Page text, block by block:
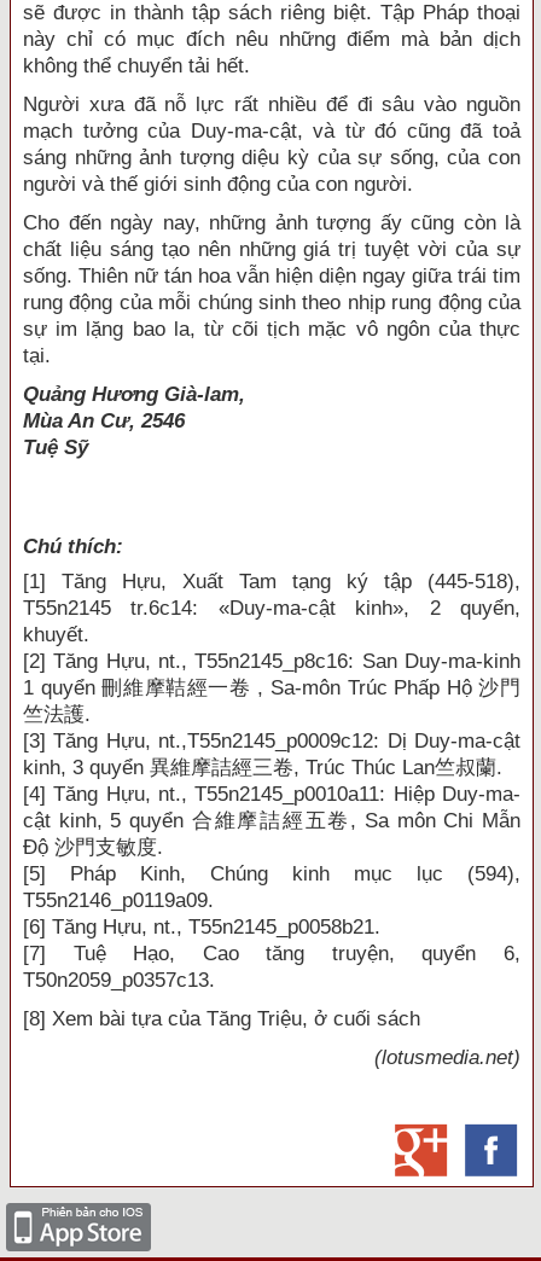
sẽ được in thành tập sách riêng biệt. Tập Pháp thoại
này chỉ có mục đích nêu những điểm mà bản dịch
không thể chuyển tải hết.
Người xưa đã nỗ lực rất nhiều để đi sâu vào nguồn
mạch tưởng của Duy-ma-cật, và từ đó cũng đã toả
sáng những ảnh tượng diệu kỳ của sự sống, của con
người và thế giới sinh động của con người.
Cho đến ngày nay, những ảnh tượng ấy cũng còn là
chất liệu sáng tạo nên những giá trị tuyệt vời của sự
sống. Thiên nữ tán hoa vẫn hiện diện ngay giữa trái tim
rung động của mỗi chúng sinh theo nhịp rung động của
sự im lặng bao la, từ cõi tịch mặc vô ngôn của thực
tại.
Quảng Hương Già-lam,
Mùa An Cư, 2546
Tuệ Sỹ
Chú thích:
[1]
Tăng Hựu, Xuất Tam tạng ký tập (445-518),
T55n2145 tr.6c14: «Duy-ma-cật kinh», 2 quyển,
khuyết.
[2] Tăng Hựu, nt., T55n2145_p8c16: San Duy-ma-kinh
1 quyển 刪維摩鞊經一卷 , Sa-môn Trúc Phấp Hộ 沙門
竺法護.
[3] Tăng Hựu, nt.,T55n2145_p0009c12: Dị Duy-ma-cật
kinh, 3 quyển 異維摩詰經三卷, Trúc Thúc Lan竺叔蘭.
[4] Tăng Hựu, nt., T55n2145_p0010a11: Hiệp Duy-ma-
cật kinh, 5 quyển 合維摩詰經五卷 , Sa môn Chi Mẫn
Độ 沙門支敏度.
[5]
Pháp Kinh, Chúng kinh mục lục (594),
T55n2146_p0119a09.
[6] Tăng Hựu, nt., T55n2145_p0058b21.
[7]
Tuệ Hạo, Cao tăng truyện, quyển 6,
T50n2059_p0357c13.
[8] Xem bài tựa của Tăng Triệu, ở cuối sách
(lotusmedia.net)